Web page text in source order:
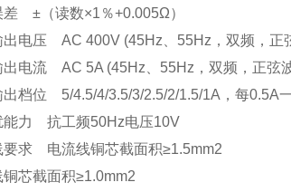
差 ±（读数×1％+0.005Ω）
出电压 AC 400V (45Hz、55Hz，双频，
出电流 AC 5A (45Hz、55Hz，双频，正弦
出档位 5/4.5/4/3.5/3/2.5/2/1.5/1A，每0.5A
能力 抗工频50Hz电压10V
要求 电流线铜芯截面积≥1.5mm2
铜芯截面积≥1.0mm2